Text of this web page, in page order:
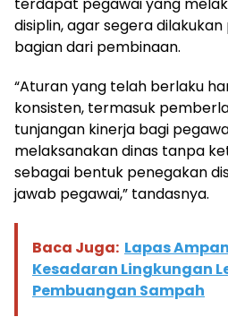
disiplin, agar segera
bagian dari pembinaan.
“Aturan yang telah berlaku
konsisten, termasuk
tunjangan kinerja bagi
melaksanakan dinas tanpa
sebagai bentuk penegakan
jawab pegawai,” tandasnya.
Baca Juga: Lapas
Kesadaran Lingkungan
Pembuangan Sampah